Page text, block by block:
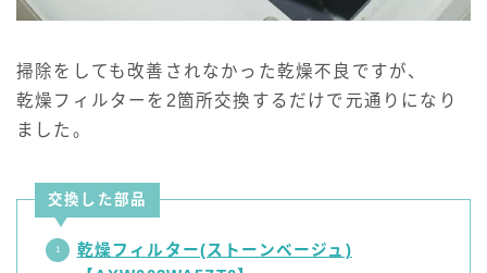
掃除をしても改善されなかった乾燥不良ですが、
乾燥フィルターを2箇所交換するだけで元通りになり
ました。
交換した部品
乾燥フィルター(ストーンベージュ)